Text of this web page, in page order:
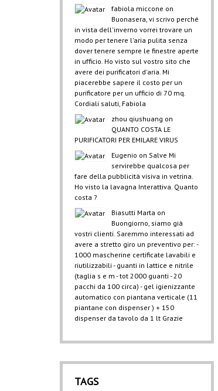
fabiola miccone on
Buonasera, vi scrivo perché
in vista dell'inverno vorrei trovare un
modo per tenere l'aria pulita senza
dover tenere sempre le finestre aperte
in ufficio. Ho visto sul vostro sito che
avere dei purificatori d'aria. Mi
piacerebbe sapere il costo per un
purificatore per un ufficio di 70 mq.
Cordiali saluti, Fabiola
zhou qiushuang on
QUANTO COSTA LE
PURIFICATORI PER EMILARE VIRUS
Eugenio on Salve Mi
servirebbe qualcosa per
fare della pubblicità visiva in vetrina.
Ho visto la lavagna Interattiva. Quanto
costa ?
Biasutti Marta on
Buongiorno, siamo già
vostri clienti. Saremmo interessati ad
avere a stretto giro un preventivo per: -
1000 mascherine certificate lavabili e
riutilizzabili - guanti in lattice e nitrile
(taglia s e m - tot 2000 guanti - 20
pacchi da 100 circa) - gel igienizzante
automatico con piantana verticale (11
piantane con dispenser ) + 150
dispenser da tavolo da 1 lt Grazie
TAGS